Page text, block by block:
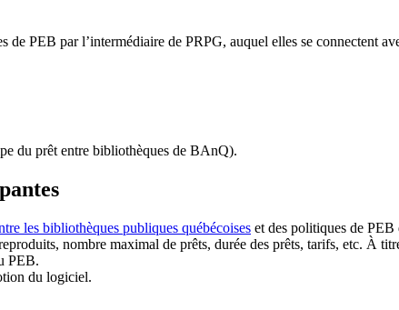
PEB par l’intermédiaire de PRPG, auquel elles se connectent
du prêt entre bibliothèques de BAnQ).
les bibliothèques publiques québécoises et des politiques de PEB
nombre maximal de prêts, durée des prêts, tarifs, etc. À
PEB.
du logiciel.